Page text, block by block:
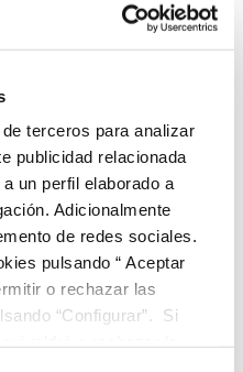
terceros para analizar
publicidad relacionada
un perfil elaborado a
Adicionalmente
de redes sociales.
pulsando “ Aceptar
o rechazar las
“Configurar”. Si
CircSyst inicia
circulares en el